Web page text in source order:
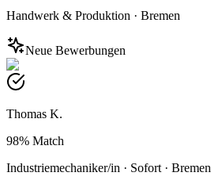
Handwerk & Produktion · Bremen
Neue Bewerbungen
Thomas K.
98% Match
Industriemechaniker/in · Sofort · Bremen